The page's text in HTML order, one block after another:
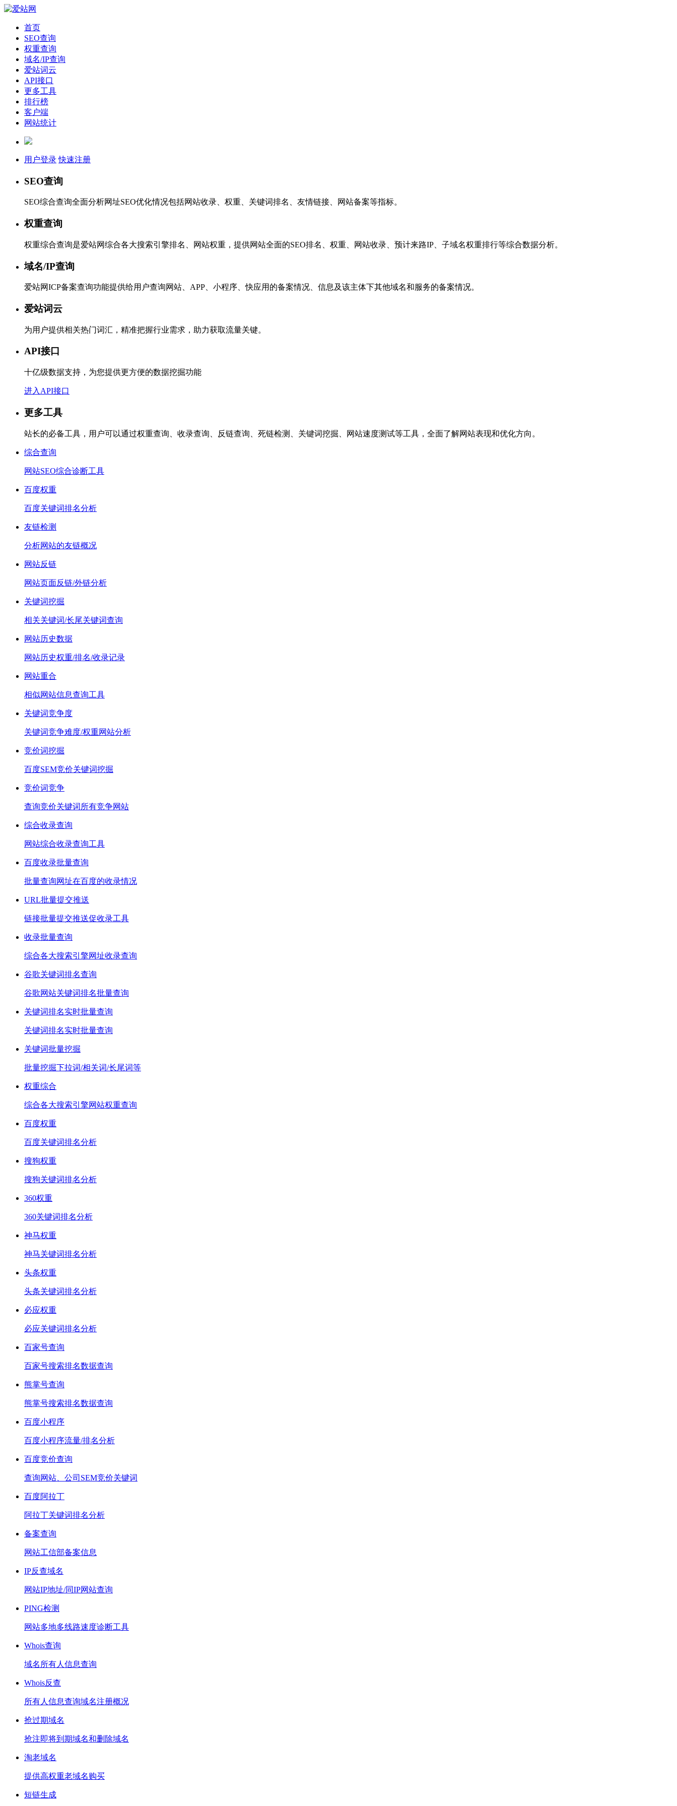
首页
SEO查询
权重查询
域名/IP查询
爱站词云
API接口
更多工具
排行榜
客户端
网站统计
用户登录 快速注册
SEO查询
SEO综合查询全面分析网址SEO优化情况包括网站收录、权重、关键词排名、友情链接、网站备案等指标。
权重查询
权重综合查询是爱站网综合各大搜索引擎排名、网站权重，提供网站全面的SEO排名、权重、网站收录、预计来路IP、子域名权重排行等综合数据分析。
域名/IP查询
爱站网ICP备案查询功能提供给用户查询网站、APP、小程序、快应用的备案情况、信息及该主体下其他域名和服务的备案情况。
爱站词云
为用户提供相关热门词汇，精准把握行业需求，助力获取流量关键。
API接口
十亿级数据支持，为您提供更方便的数据挖掘功能
进入API接口
更多工具
站长的必备工具，用户可以通过权重查询、收录查询、反链查询、死链检测、关键词挖掘、网站速度测试等工具，全面了解网站表现和优化方向。
综合查询
网站SEO综合诊断工具
百度权重
百度关键词排名分析
友链检测
分析网站的友链概况
网站反链
网站页面反链/外链分析
关键词挖掘
相关关键词/长尾关键词查询
网站历史数据
网站历史权重/排名/收录记录
网站重合
相似网站信息查询工具
关键词竞争度
关键词竞争难度/权重网站分析
竞价词挖掘
百度SEM竞价关键词挖掘
竞价词竞争
查询竞价关键词所有竞争网站
综合收录查询
网站综合收录查询工具
百度收录批量查询
批量查询网址在百度的收录情况
URL批量提交推送
链接批量提交推送促收录工具
收录批量查询
综合各大搜索引擎网址收录查询
谷歌关键词排名查询
谷歌网站关键词排名批量查询
关键词排名实时批量查询
关键词排名实时批量查询
关键词批量挖掘
批量挖掘下拉词/相关词/长尾词等
权重综合
综合各大搜索引擎网站权重查询
百度权重
百度关键词排名分析
搜狗权重
搜狗关键词排名分析
360权重
360关键词排名分析
神马权重
神马关键词排名分析
头条权重
头条关键词排名分析
必应权重
必应关键词排名分析
百家号查询
百家号搜索排名数据查询
熊掌号查询
熊掌号搜索排名数据查询
百度小程序
百度小程序流量/排名分析
百度竞价查询
查询网站、公司SEM竞价关键词
百度阿拉丁
阿拉丁关键词排名分析
备案查询
网站工信部备案信息
IP反查域名
网站IP地址/同IP网站查询
PING检测
网站多地多线路速度诊断工具
Whois查询
域名所有人信息查询
Whois反查
所有人信息查询域名注册概况
抢过期域名
抢注即将到期域名和删除域名
淘老域名
提供高权重老域名购买
短链生成